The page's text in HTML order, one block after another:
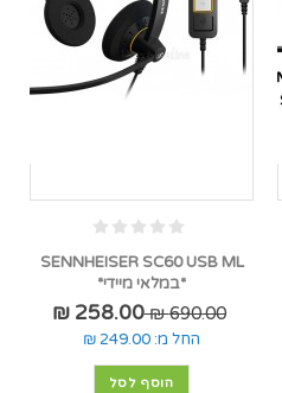
SENNHEISER SC60 USB ML
*במלאי מיידי*
690.00 ₪
258.00 ₪
החל מ: 249.00 ₪
הוסף לסל